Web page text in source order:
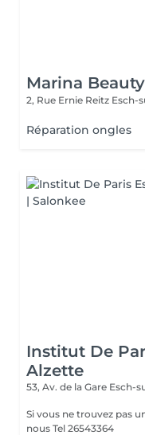
Marina Beauty
2, Rue Ernie Reitz Esch-
Réparation ongles
Institut De
Alzette
53, Av. de la Gare Esch-
Si vous ne trouvez pas
nous Tel 26543364